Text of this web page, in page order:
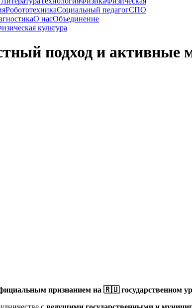
РобототехникаСоциальный педагогСПО
О насОбъединение
культура
подход и активные
признанием на 🇷🇺 государственном